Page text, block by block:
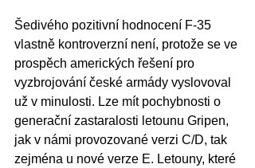
Šedivého pozitivní hodnocení F-35
vlastně kontroverzní není, protože se ve
prospěch amerických řešení pro
vyzbrojování české armády vyslovoval
už v minulosti. Lze mít pochybnosti o
generační zastaralosti letounu Gripen,
jak v námi provozované verzi C/D, tak
zejména u nové verze E. Letouny, které